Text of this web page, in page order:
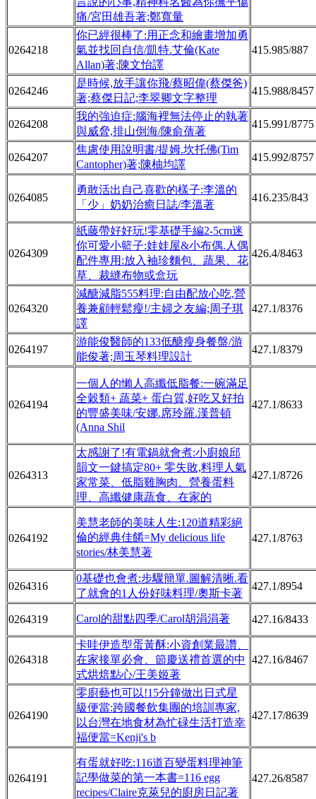
痛/宮田雄吾著;鄭寬量
0264218
你已經很棒了:用正念和繪畫增加勇
氣並找回自信/凱特.艾倫(Kate
Allan)著;陳文怡譯
415.985/887
0264246
是時候,放手讓你飛/蔡昭偉(蔡傑爸)
著;蔡傑日記;李翠卿文字整理
415.988/8457
0264208
我的強迫症:腦海裡無法停止的執著
與威脅,排山倒海/陳俞蒨著
415.991/8775
0264207
焦慮使用說明書/提姆.坎托佛(Tim
Cantopher)著;陳柚均譯
415.992/8757
0264085
勇敢活出自己喜歡的樣子:李溫的
「少」奶奶治癒日誌/李溫著
416.235/843
0264309
紙藤帶好好玩!零基礎手編2-5cm迷
你可愛小籃子:娃娃屋&小布偶.人偶
配件專用:放入袖珍麵包、蔬果、花
草、裁縫布物或盒玩
426.4/8463
0264320
減醣減脂555料理:自由配放心吃,營
養兼顧輕鬆瘦!/主婦之友編;周子琪
譯
427.1/8376
0264197
游能俊醫師的133低醣瘦身餐盤/游
能俊著;周玉琴料理設計
427.1/8379
0264194
一個人的懶人高纖低脂餐:一碗滿足
全穀類+ 蔬菜+ 蛋白質,好吃又好拍
的豐盛美味/安娜.席玲羅.漢普頓
(Anna Shil
427.1/8633
0264313
太感謝了!有電鍋就會煮:小廚娘邱
韻文一鍵搞定80+ 零失敗,料理人氣
家常菜、低脂雞胸肉、營養蛋料
理、高纖健康蔬食、在家的
427.1/8726
0264192
美慧老師的美味人生:120道精彩絕
倫的經典佳餚=My delicious life
stories/林美慧著
427.1/8763
0264316
0基礎也會煮:步驟簡單.圖解清晰.看
了就會的1人份好味料理/奧斯卡著
427.1/8954
0264319 Carol的甜點四季/Carol胡涓涓著 427.16/8433
0264318
卡哇伊造型蛋黃酥:小資創業最讚、
在家接單必會、節慶送禮首選的中
式烘焙點心/王美姬著
427.16/8467
0264190
零廚藝也可以!15分鐘做出日式星
級便當:跨國餐飲集團的培訓專家,
以台灣在地食材為忙碌生活打造幸
福便當=Kenji's b
427.17/8639
0264191
有蛋就好吃:116道百變蛋料理神筆
記學做菜的第一本書=116 egg
recipes/Claire克萊兒的廚房日記著
427.26/8587